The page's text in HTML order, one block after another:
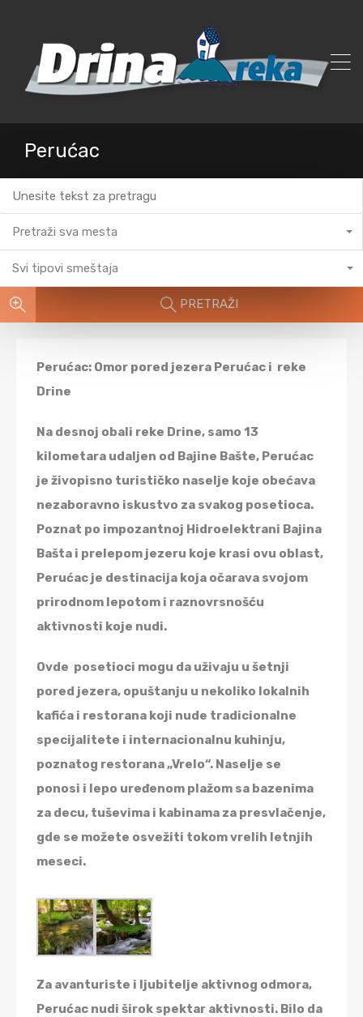
Perućac
Pretraži sva mesta
Svi tipovi smeštaja
PRETRAŽI
Perućac: Omor pored jezera Perućac i reke
Drine
Na desnoj obali reke Drine, samo 13
kilometara udaljen od Bajine Bašte, Perućac
je živopisno turističko naselje koje obećava
nezaboravno iskustvo za svakog posetioca.
Poznat po impozantnoj Hidroelektrani Bajina
Bašta i prelepom jezeru koje krasi ovu oblast,
Perućac je destinacija koja očarava svojom
prirodnom lepotom i raznovrsnošću
aktivnosti koje nudi.
Ovde posetioci mogu da uživaju u šetnji
pored jezera, opuštanju u nekoliko lokalnih
kafića i restorana koji nude tradicionalne
specijalitete i internacionalnu kuhinju,
poznatog restorana „Vrelo“. Naselje se
ponosi i lepo uređenom plažom sa bazenima
za decu, tuševima i kabinama za presvlačenje,
gde se možete osvežiti tokom vrelih letnjih
meseci.
Za avanturiste i ljubitelje aktivnog odmora,
Perućac nudi širok spektar aktivnosti. Bilo da